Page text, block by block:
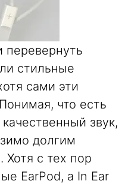
перевернуть
стильные
сами эти
что есть
звук,
долгим
Хотя с тех пор
EarPod, а In Ear